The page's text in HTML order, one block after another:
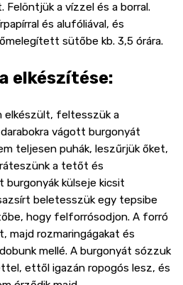
a vízzel és a borral.
és alufóliával, és
sütőbe kb. 3,5 órára.
elkészítése:
elkészült, feltesszük a
vágott burgonyát
teljesen puhák, leszűrjük őket,
a tetőt és
külseje kicsit
beletesszük egy tepsibe
hogy felforrósodjon. A forró
majd rozmaringágakat és
mellé. A burgonyát sózzuk
ettől igazán ropogós lesz, és